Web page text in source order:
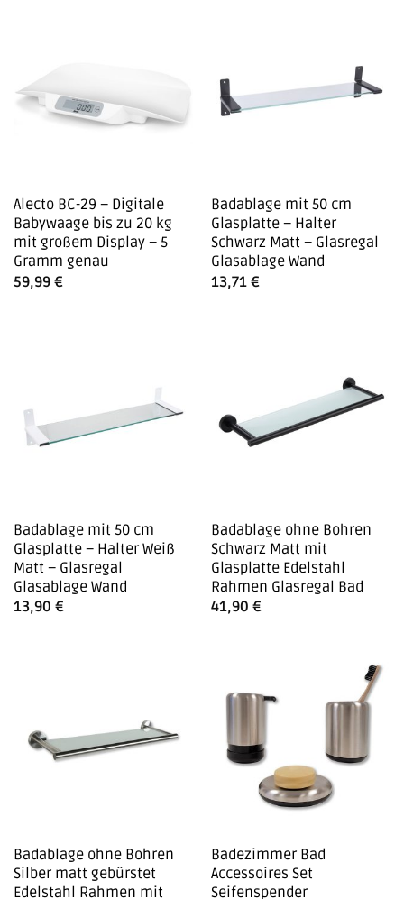
Alecto BC-29 – Digitale
Babywaage bis zu 20 kg
mit großem Display – 5
Gramm genau
59,99 €
Badablage mit 50 cm
Glasplatte – Halter
Schwarz Matt – Glasregal
Glasablage Wand
13,71 €
Badablage mit 50 cm
Glasplatte – Halter Weiß
Matt – Glasregal
Glasablage Wand
13,90 €
Badablage ohne Bohren
Schwarz Matt mit
Glasplatte Edelstahl
Rahmen Glasregal Bad
41,90 €
Badablage ohne Bohren
Silber matt gebürstet
Edelstahl Rahmen mit
Badezimmer Bad
Accessoires Set
Seifenspender